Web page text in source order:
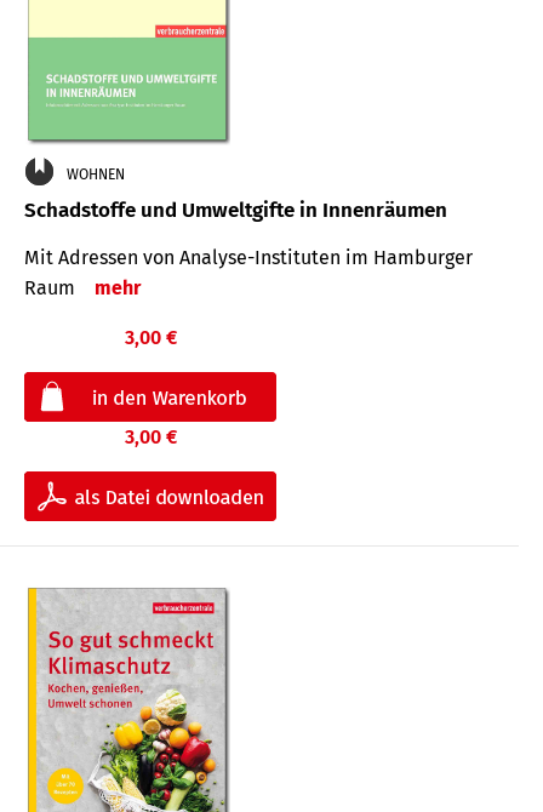
WOHNEN
Schadstoffe und Umweltgifte in Innenräumen
Mit Adressen von Analyse-Insti­tuten im Hamburger
Raum
mehr
3,00 €
3,00 €